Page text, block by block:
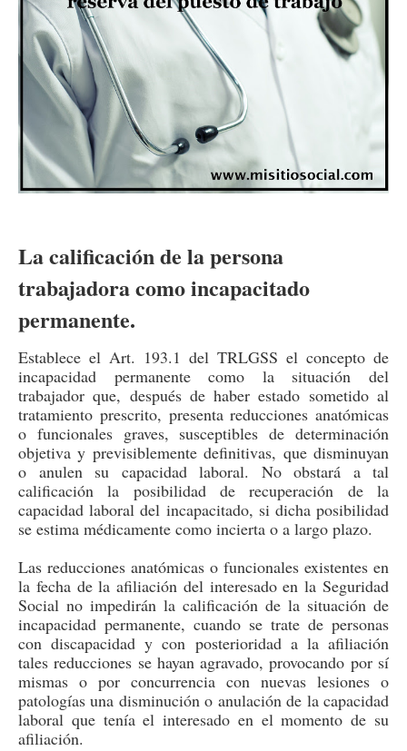
La calificación de la persona
trabajadora como incapacitado
permanente.
Establece el Art. 193.1 del TRLGSS el concepto de
incapacidad permanente como la situación del
trabajador que, después de haber estado sometido al
tratamiento prescrito, presenta reducciones anatómicas
o funcionales graves, susceptibles de determinación
objetiva y previsiblemente definitivas, que disminuyan
o anulen su capacidad laboral. No obstará a tal
calificación la posibilidad de recuperación de la
capacidad laboral del incapacitado, si dicha posibilidad
se estima médicamente como incierta o a largo plazo.
Las reducciones anatómicas o funcionales existentes en
la fecha de la afiliación del interesado en la Seguridad
Social no impedirán la calificación de la situación de
incapacidad permanente, cuando se trate de personas
con discapacidad y con posterioridad a la afiliación
tales reducciones se hayan agravado, provocando por sí
mismas o por concurrencia con nuevas lesiones o
patologías una disminución o anulación de la capacidad
laboral que tenía el interesado en el momento de su
afiliación.